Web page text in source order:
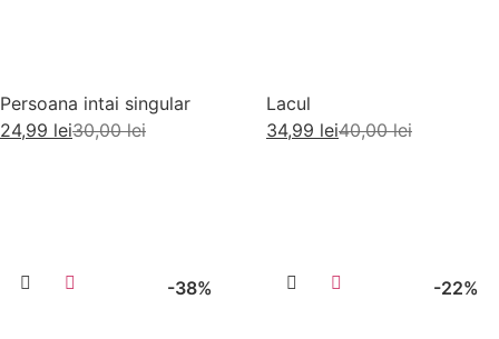
Persoana intai singular
30,00lei
24,99 lei
Lacul
40,00lei
34,99 lei
-38% -22%